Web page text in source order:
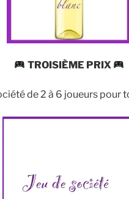
TROISIÈME PRIX
de 2 à 6 joueurs pour